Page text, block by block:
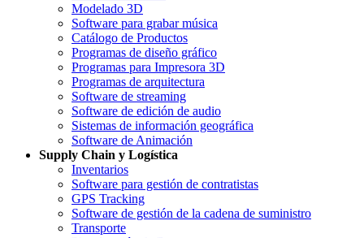
Modelado 3D
Software para grabar música
Catálogo de Productos
Programas de diseño gráfico
Programas para Impresora 3D
Programas de arquitectura
Software de streaming
Software de edición de audio
Sistemas de información geográfica
Software de Animación
Supply Chain y Logística
Inventarios
Software para gestión de contratistas
GPS Tracking
Software de gestión de la cadena de suministro
Transporte